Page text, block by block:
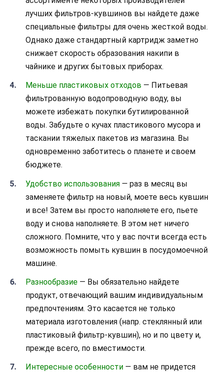
лучших фильтров-кувшинов вы найдете даже
специальные фильтры для очень жесткой воды.
Однако даже стандартный картридж заметно
снижает скорость образования накипи в
чайнике и других бытовых приборах.
Меньше пластиковых отходов — Питьевая
фильтрованную водопроводную воду, вы
можете избежать покупки бутилированной
воды. Забудьте о кучах пластикового мусора и
таскании тяжелых пакетов из магазина. Вы
одновременно заботитесь о планете и своем
бюджете.
Удобство использования — раз в месяц вы
заменяете фильтр на новый, моете весь кувшин
и все! Затем вы просто наполняете его, пьете
воду и снова наполняете. В этом нет ничего
сложного. Помните, что у вас почти всегда есть
возможность помыть кувшин в посудомоечной
машине.
Разнообразие — Вы обязательно найдете
продукт, отвечающий вашим индивидуальным
предпочтениям. Это касается не только
материала изготовления (напр. стеклянный или
пластиковый фильтр-кувшин), но и по цвету и,
прежде всего, по вместимости.
Интересные особенности — вам не придется